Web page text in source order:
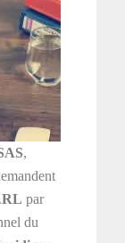
,
par
du